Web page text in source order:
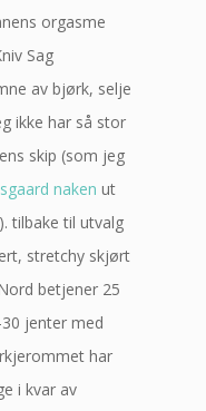
orgasme
Sag
av bjørk, selje
ikke har så stor
skip (som jeg
naken ut
tilbake til utvalg
stretchy skjørt
betjener 25
jenter med
har
i kvar av